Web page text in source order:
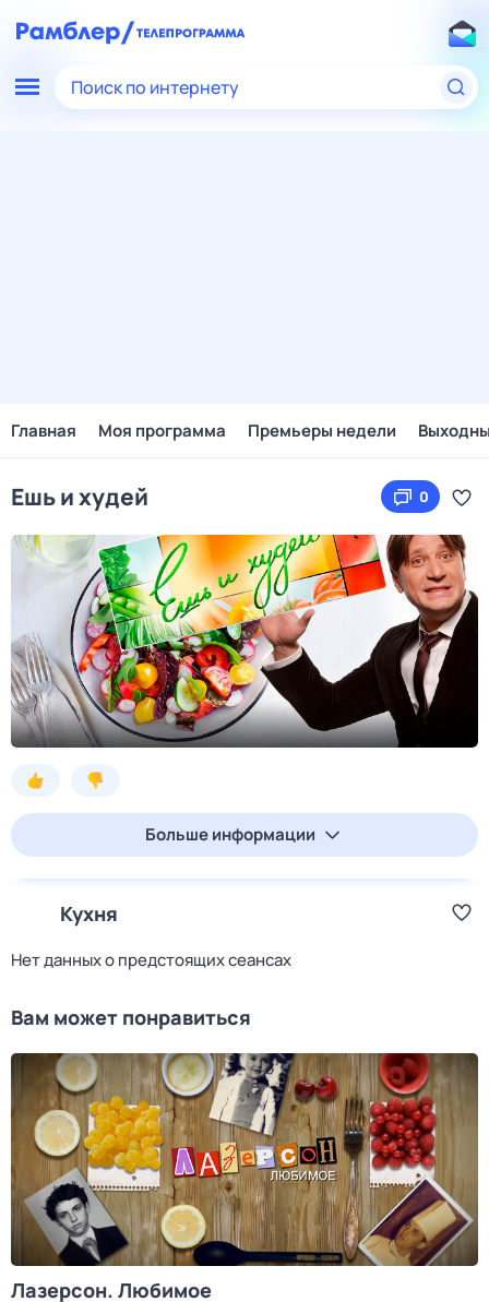
Поиск по интернету
Главная Моя программа Премьеры недели
Ешь и худей 0
Больше информации
Кухня
Нет данных о предстоящих сеансах
Вам может понравиться
Лазерсон. Любимое